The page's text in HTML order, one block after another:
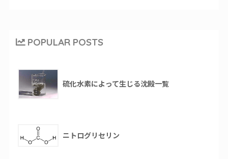
POPULAR POSTS
硫化水素によって生じる沈殿一覧
ニトログリセリン